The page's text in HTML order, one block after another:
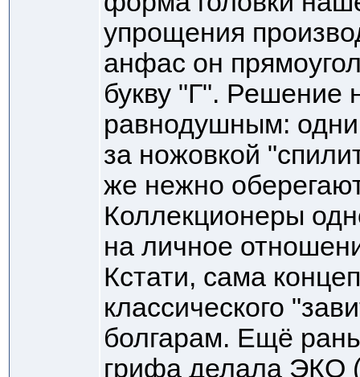
упрощения
анфас он
букву "Г". Решение
равнодушным: одни
за ножовкой
же нежно
Коллекционеры
на личное
Кстати, сама
классического
болгарам. Ещё
грифа делала ЭКО